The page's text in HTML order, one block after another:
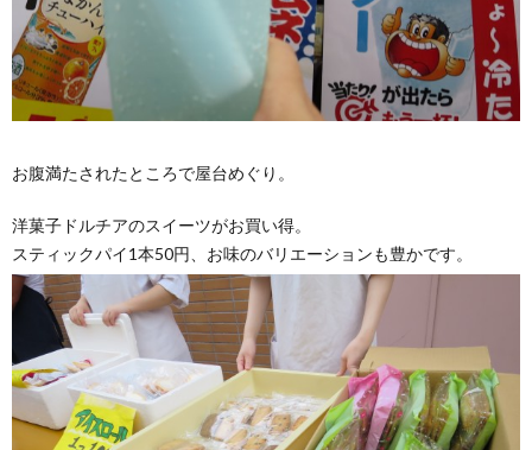
お腹満たされたところで屋台めぐり。
洋菓子ドルチアのスイーツがお買い得。
スティックパイ1本50円、お味のバリエーションも豊かです。